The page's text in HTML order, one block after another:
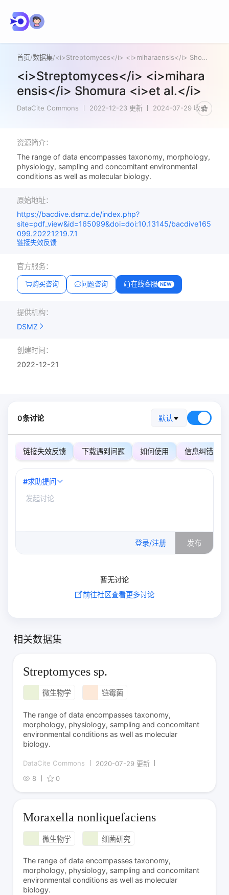
首页/数据集/ <i>Streptomyces</i> <i>miharaensis</i> Shomura <i>et al.</i>
<i>Streptomyces</i> <i>mihara
ensis</i> Shomura <i>et al.</i>
DataCite Commons 2022-12-23 更新 2024-07-29 收录
资源简介：
The range of data encompasses taxonomy, morphology,
physiology, sampling and concomitant environmental
conditions as well as molecular biology.
原始地址：
https://bacdive.dsmz.de/index.php?
site=pdf_view&id=165099&doi=doi:10.13145/bacdive165
099.20221219.7.1
链接失效反馈
官方服务：
购买咨询 问题咨询 在线客服 NEW
提供机构：
DSMZ
创建时间：
2022-12-21
0条讨论 默认
链接失效反馈 下载遇到问题 如何使用 信息纠错
#求助提问
登录/注册 发布
暂无讨论
前往社区查看更多讨论
相关数据集
Streptomyces sp.
微生物学 链霉菌
The range of data encompasses taxonomy,
morphology, physiology, sampling and concomitant
environmental conditions as well as molecular
biology.
DataCite Commons
2020-07-29 更新
8
0
Moraxella nonliquefaciens
微生物学 细菌研究
The range of data encompasses taxonomy,
morphology, physiology, sampling and concomitant
environmental conditions as well as molecular
biology.